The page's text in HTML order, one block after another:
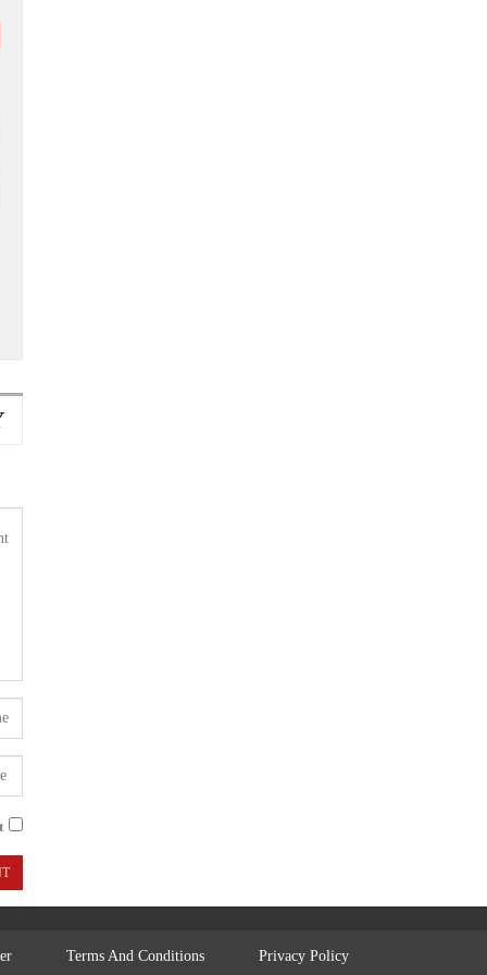
Privacy Policy
Terms And Conditions